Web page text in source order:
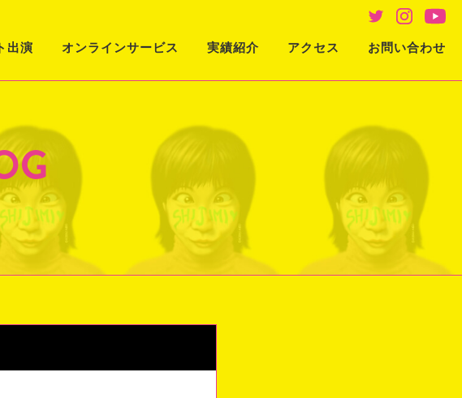
出演 オンラインサービス 実績紹介 アクセス お問い合わせ